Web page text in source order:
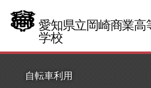
content
愛知県立岡崎商業高
学校
自転車利用